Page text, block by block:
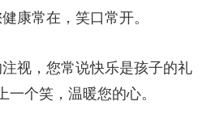
康常在，笑口常开。
视，您常说快乐是孩子的礼
个笑，温暖您的心。